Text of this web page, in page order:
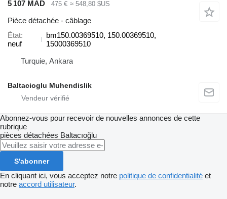
5 107 MAD 475 € ≈ 548,80 $US
Pièce détachée - câblage
État
neuf
bm150.00369510, 150.00369510,
15000369510
Turquie, Ankara
Baltacioglu Muhendislik
Abonnez-vous pour recevoir de nouvelles annonces de cette
rubrique
pièces détachées Baltacıoğlu
S'abonner
En cliquant ici, vous acceptez notre politique de confidentialité et
notre accord utilisateur.